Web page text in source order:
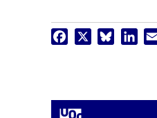
Facebook Bluesky